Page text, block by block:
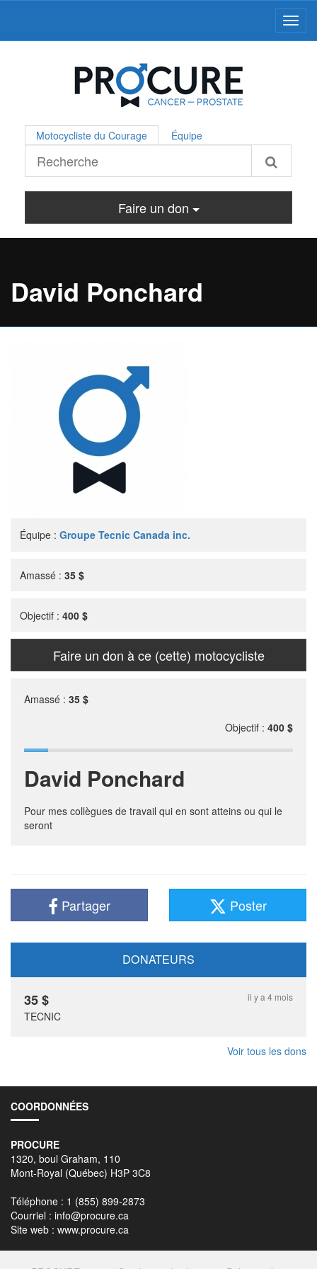
Motocycliste du Courage Équipe
Faire un don
David Ponchard
Équipe :Groupe Tecnic Canada inc.
Amassé :35 $
Objectif :400 $
Faire un don à ce (cette) motocycliste
Amassé : 35 $
Objectif : 400 $
David Ponchard
Pour mes collègues de travail qui en sont atteins ou qui le
seront
Partager Poster
DONATEURS
il y a 4 mois
35$
TECNIC
Voir tous les dons
COORDONNÉES
PROCURE
1320, boul Graham, 110
Mont-Royal (Québec) H3P 3C8
Téléphone : 1 (855) 899-2873
Courriel : info@procure.ca
Site web : www.procure.ca